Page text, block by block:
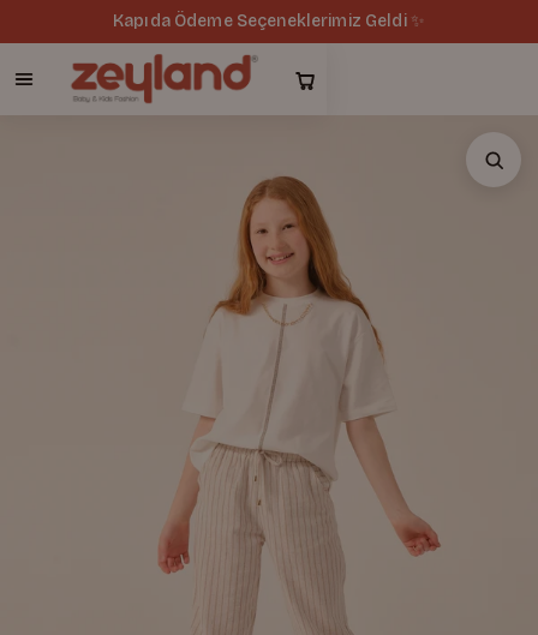
Kapıda Ödeme Seçeneklerimiz Geldi ✨